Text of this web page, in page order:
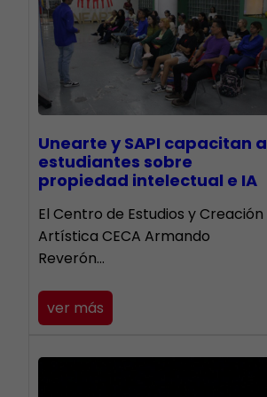
Unearte y SAPI capacitan a
estudiantes sobre
propiedad intelectual e IA
El Centro de Estudios y Creación
Artística CECA Armando
Reverón…
ver más